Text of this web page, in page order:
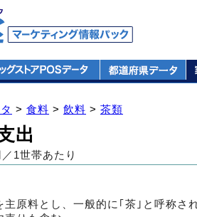
> 食料 > 飲料 > 茶類
出
1世帯あたり
主原料とし、一般的に｢茶｣と呼称